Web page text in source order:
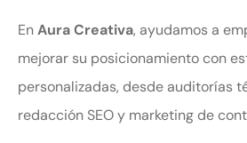
EnAura Creativa, ayudamos a
mejorar su posicionamiento con
personalizadas, desde auditorías
redacción SEO y marketing de